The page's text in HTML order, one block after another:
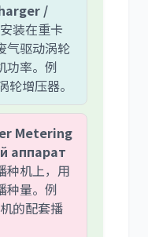
/
装在重卡
气驱动涡轮
功率。例
增压器。
Metering
аппарат
种机上，用
种量。例
的配套播